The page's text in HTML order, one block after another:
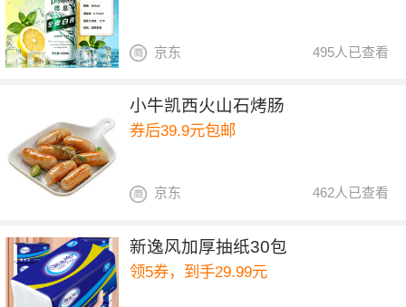
495人已查看
京东
小牛凯西火山石烤肠
券后39.9元包邮
462人已查看
京东
新逸风加厚抽纸30包
领5券，到手29.99元